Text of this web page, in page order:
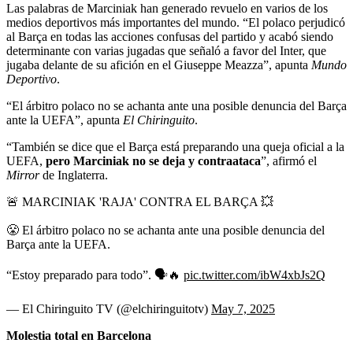
Las palabras de Marciniak han generado revuelo en varios de los
medios deportivos más importantes del mundo. “El polaco perjudicó
al Barça en todas las acciones confusas del partido y acabó siendo
determinante con varias jugadas que señaló a favor del Inter, que
jugaba delante de su afición en el Giuseppe Meazza”, apunta Mundo
Deportivo.
“El árbitro polaco no se achanta ante una posible denuncia del Barça
ante la UEFA”, apunta El Chiringuito.
“También se dice que el Barça está preparando una queja oficial a la
UEFA, pero Marciniak no se deja y contraataca”, afirmó el
Mirrorde Inglaterra.
🚨 MARCINIAK 'RAJA' CONTRA EL BARÇA 💥
😤 El árbitro polaco no se achanta ante una posible denuncia del
Barça ante la UEFA.
“Estoy preparado para todo”. 🗣️🔥 pic.twitter.com/ibW4xbJs2Q
— El Chiringuito TV (@elchiringuitotv) May 7, 2025
Molestia total en Barcelona